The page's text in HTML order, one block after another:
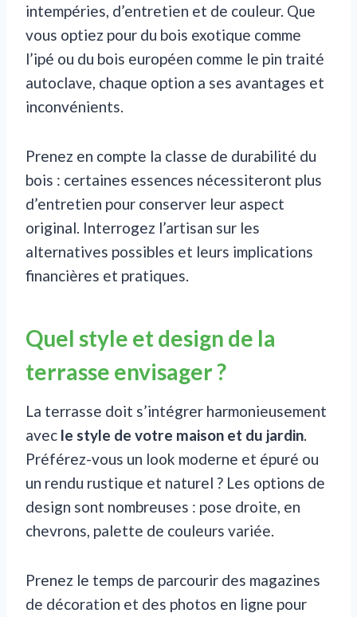
intempéries, d’entretien et de couleur. Que
vous optiez pour du bois exotique comme
l’ipé ou du bois européen comme le pin traité
autoclave, chaque option a ses avantages et
inconvénients.
Prenez en compte la classe de durabilité du
bois : certaines essences nécessiteront plus
d’entretien pour conserver leur aspect
original. Interrogez l’artisan sur les
alternatives possibles et leurs implications
financières et pratiques.
Quel style et design de la
terrasse envisager ?
La terrasse doit s’intégrer harmonieusement
avec le style de votre maison et du jardin.
Préférez-vous un look moderne et épuré ou
un rendu rustique et naturel ? Les options de
design sont nombreuses : pose droite, en
chevrons, palette de couleurs variée.
Prenez le temps de parcourir des magazines
de décoration et des photos en ligne pour